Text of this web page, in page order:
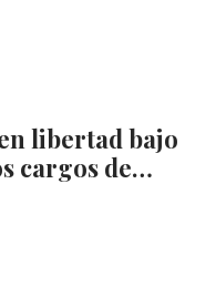
libertad bajo
cargos de…